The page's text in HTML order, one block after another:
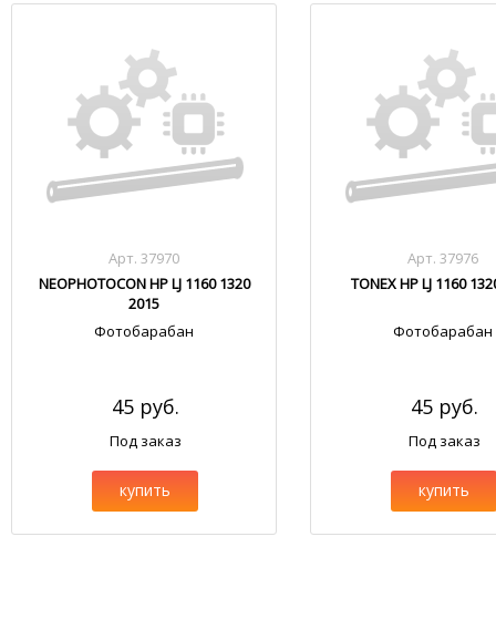
Арт. 37970
NEOPHOTOCON HP LJ 1160 1320
2015
Фотобарабан
45 руб.
Под заказ
купить
Арт. 37976
TONEX HP LJ 1160
Фотобарабан
45 руб.
Под заказ
купить